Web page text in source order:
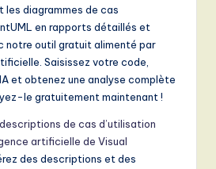
les diagrammes de cas
en rapports détaillés et
notre outil gratuit alimenté par
Saisissez votre code,
et obtenez une analyse complète
le gratuitement maintenant !
de cas d’utilisation
artificielle de Visual
des descriptions et des